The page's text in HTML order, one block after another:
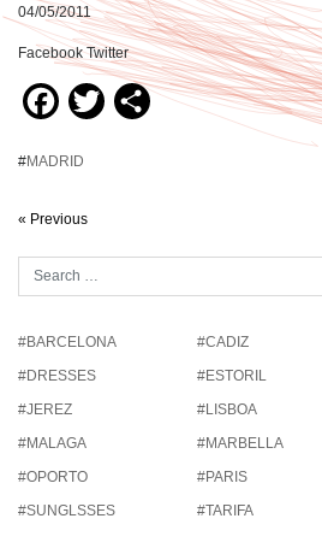
04/05/2011
Facebook Twitter
Facebook
TwitterCompartir
#MADRID
« Previous
#BARCELONA #CADIZ
#DRESSES
#ESTORIL
#JEREZ
#LISBOA
#MALAGA
#MARBELLA
#OPORTO
#PARIS
#SUNGLSSES
#TARIFA